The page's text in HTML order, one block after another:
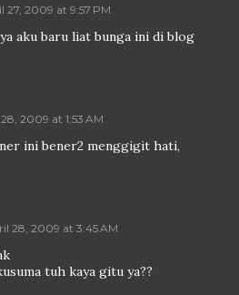
27, 2009 at 9:57 PM
aku baru liat bunga ini di blog
2009 at 1:53 AM
ini bener2 menggigit hati,
28, 2009 at 3:45 AM
tuh kaya gitu ya??